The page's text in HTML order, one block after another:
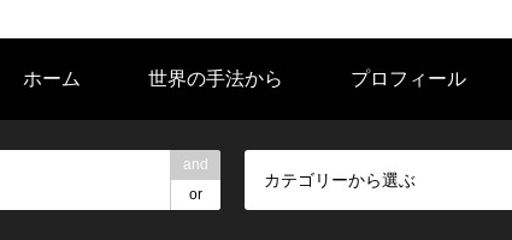
ホーム 世界の手法から プロフィール
and
or
カテゴリーから選ぶ